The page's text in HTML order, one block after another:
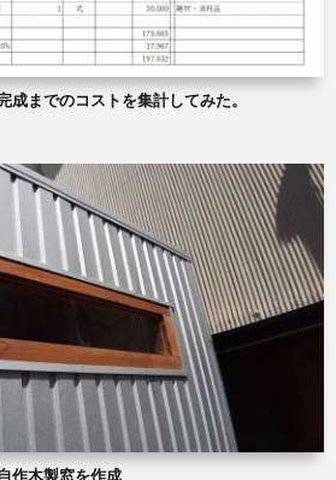
までのコストを集計してみた。
木製窓を作成